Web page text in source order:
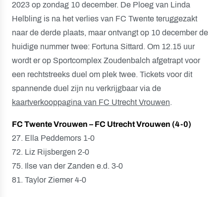
2023 op zondag 10 december. De Ploeg van Linda
Helbling is na het verlies van FC Twente teruggezakt
naar de derde plaats, maar ontvangt op 10 december de
huidige nummer twee: Fortuna Sittard. Om 12.15 uur
wordt er op Sportcomplex Zoudenbalch afgetrapt voor
een rechtstreeks duel om plek twee. Tickets voor dit
spannende duel zijn nu verkrijgbaar via de
kaartverkooppagina van FC Utrecht Vrouwen.
FC Twente Vrouwen – FC Utrecht Vrouwen (4-0)
27. Ella Peddemors 1-0
72. Liz Rijsbergen 2-0
75. Ilse van der Zanden e.d. 3-0
81. Taylor Ziemer 4-0